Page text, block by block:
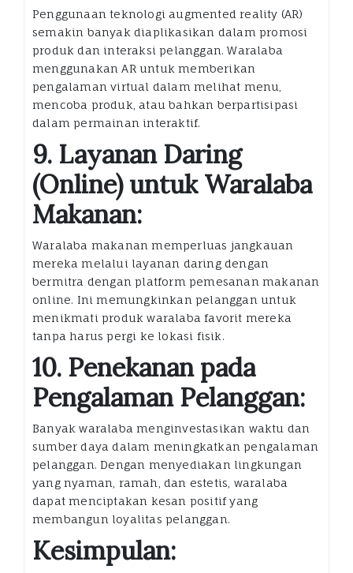
Penggunaan teknologi augmented reality (AR)
semakin banyak diaplikasikan dalam promosi
produk dan interaksi pelanggan. Waralaba
menggunakan AR untuk memberikan
pengalaman virtual dalam melihat menu,
mencoba produk, atau bahkan berpartisipasi
dalam permainan interaktif.
9. Layanan Daring
(Online) untuk Waralaba
Makanan:
Waralaba makanan memperluas jangkauan
mereka melalui layanan daring dengan
bermitra dengan platform pemesanan makanan
online. Ini memungkinkan pelanggan untuk
menikmati produk waralaba favorit mereka
tanpa harus pergi ke lokasi fisik.
10. Penekanan pada
Pengalaman Pelanggan:
Banyak waralaba menginvestasikan waktu dan
sumber daya dalam meningkatkan pengalaman
pelanggan. Dengan menyediakan lingkungan
yang nyaman, ramah, dan estetis, waralaba
dapat menciptakan kesan positif yang
membangun loyalitas pelanggan.
Kesimpulan: